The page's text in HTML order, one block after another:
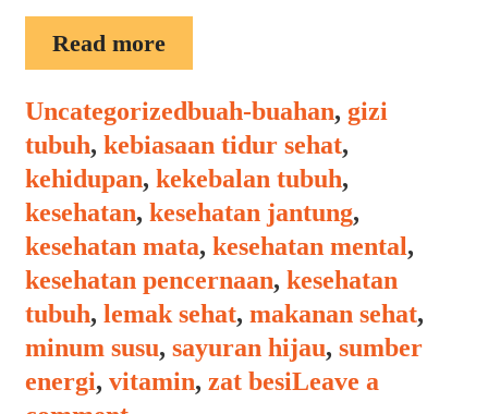
Read moreMANFAAT
SUSU
SAPI
Categories
UncategorizedTags
buah-buahan, gizi
tubuh, kebiasaan tidur sehat,
kehidupan, kekebalan tubuh,
kesehatan, kesehatan jantung,
kesehatan mata, kesehatan mental,
kesehatan pencernaan, kesehatan
tubuh, lemak sehat, makanan sehat,
minum susu, sayuran hijau, sumber
energi, vitamin, zat besiLeave a